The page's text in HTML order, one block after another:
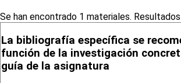
Se han encontrado 1 materiales.
La bibliografía específica se
función de la investigación
guía de la asignatura